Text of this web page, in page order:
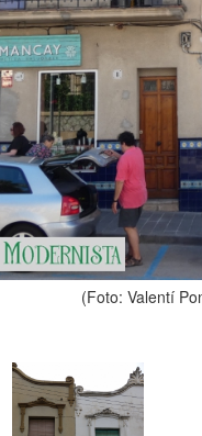
(Foto: Valentí